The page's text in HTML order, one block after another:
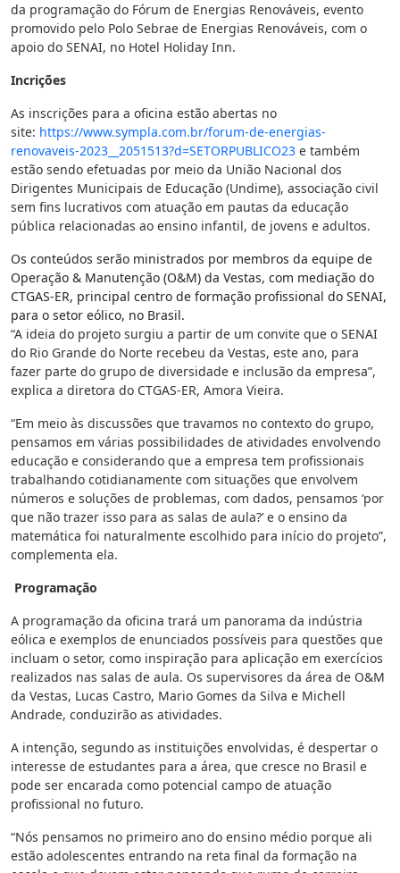
da programação do Fórum de Energias Renováveis, evento
promovido pelo Polo Sebrae de Energias Renováveis, com o
apoio do SENAI, no Hotel Holiday Inn.
Incrições
As inscrições para a oficina estão abertas no
site: https://www.sympla.com.br/forum-de-energias-
renovaveis-2023__2051513?d=SETORPUBLICO23 e também
estão sendo efetuadas por meio da União Nacional dos
Dirigentes Municipais de Educação (Undime), associação civil
sem fins lucrativos com atuação em pautas da educação
pública relacionadas ao ensino infantil, de jovens e adultos.
Os conteúdos serão ministrados por membros da equipe de
Operação & Manutenção (O&M) da Vestas, com mediação do
CTGAS-ER, principal centro de formação profissional do SENAI,
para o setor eólico, no Brasil.
“A ideia do projeto surgiu a partir de um convite que o SENAI
do Rio Grande do Norte recebeu da Vestas, este ano, para
fazer parte do grupo de diversidade e inclusão da empresa”,
explica a diretora do CTGAS-ER, Amora Vieira.
“Em meio às discussões que travamos no contexto do grupo,
pensamos em várias possibilidades de atividades envolvendo
educação e considerando que a empresa tem profissionais
trabalhando cotidianamente com situações que envolvem
números e soluções de problemas, com dados, pensamos ‘por
que não trazer isso para as salas de aula?’ e o ensino da
matemática foi naturalmente escolhido para início do projeto”,
complementa ela.
Programação
A programação da oficina trará um panorama da indústria
eólica e exemplos de enunciados possíveis para questões que
incluam o setor, como inspiração para aplicação em exercícios
realizados nas salas de aula. Os supervisores da área de O&M
da Vestas, Lucas Castro, Mario Gomes da Silva e Michell
Andrade, conduzirão as atividades.
A intenção, segundo as instituições envolvidas, é despertar o
interesse de estudantes para a área, que cresce no Brasil e
pode ser encarada como potencial campo de atuação
profissional no futuro.
“Nós pensamos no primeiro ano do ensino médio porque ali
estão adolescentes entrando na reta final da formação na